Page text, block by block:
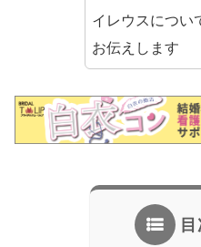
イレウスについ
お伝えします